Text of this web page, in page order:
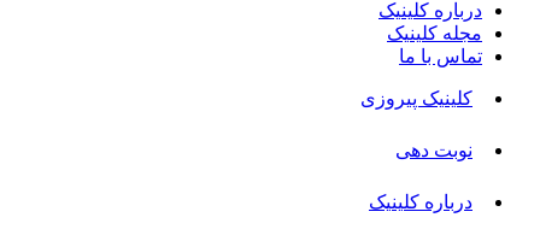
درباره کلینیک
مجله کلینیک
تماس با ما
کلینیک پیروزی
نوبت دهی
درباره کلینیک